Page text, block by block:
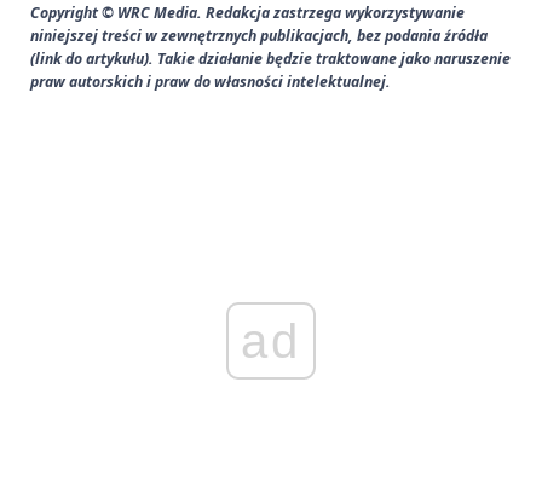
Copyright © WRC Media. Redakcja zastrzega wykorzystywanie
niniejszej treści w zewnętrznych publikacjach, bez podania źródła
(link do artykułu). Takie działanie będzie traktowane jako naruszenie
praw autorskich i praw do własności intelektualnej.
ad